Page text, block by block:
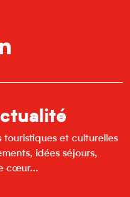
touristiques et culturelles
idées séjours,
cœur...